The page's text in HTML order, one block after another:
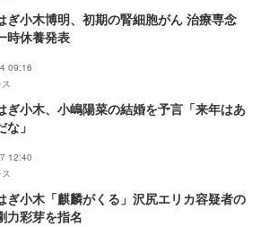
ぎ小木博明、初期の腎細胞がん 治療専念
時休養発表
09:16
ぎ小木、小嶋陽菜の結婚を予言「来年はあ
な」
12:40
ぎ小木「麒麟がくる」沢尻エリカ容疑者の
力彩芽を指名